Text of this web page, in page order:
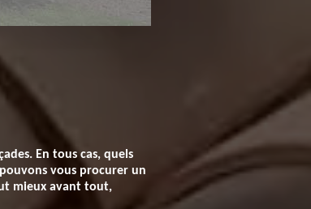
En tous cas, quels
vous procurer un
mieux avant tout,